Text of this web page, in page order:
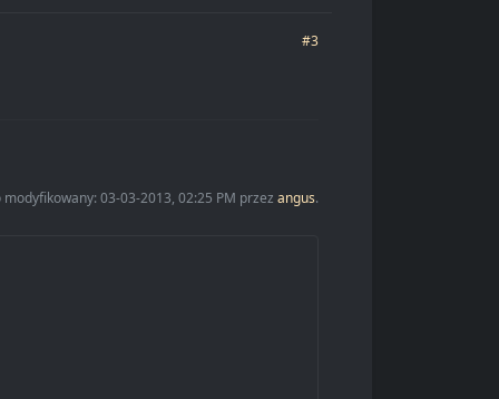
#3
modyfikowany: 03-03-2013, 02:25 PM przez angus.